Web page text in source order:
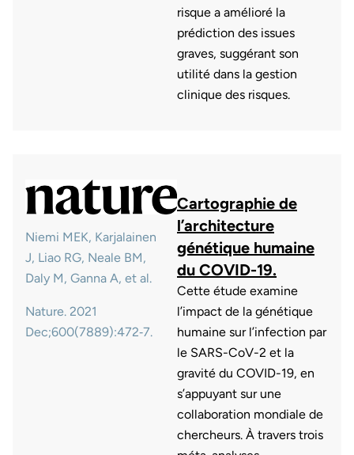
risque a amélioré la
prédiction des issues
graves, suggérant son
utilité dans la gestion
clinique des risques.
Niemi MEK, Karjalainen
J, Liao RG, Neale BM,
Daly M, Ganna A, et al.
Nature. 2021
Dec;600(7889):472‑7.
Cartographie de
l’architecture
génétique humaine
du COVID-19.
Cette étude examine
l’impact de la génétique
humaine sur l’infection par
le SARS-CoV-2 et la
gravité du COVID-19, en
s’appuyant sur une
collaboration mondiale de
chercheurs. À travers trois